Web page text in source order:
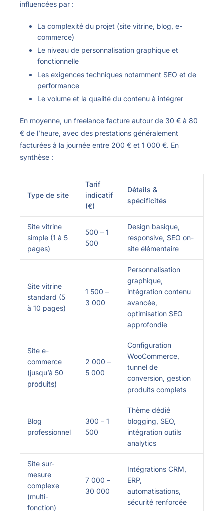
influencées par :
La complexité du projet (site vitrine, blog, e-
commerce)
Le niveau de personnalisation graphique et
fonctionnelle
Les exigences techniques notamment SEO et de
performance
Le volume et la qualité du contenu à intégrer
En moyenne, un freelance facture autour de 30 € à 80
€ de l’heure, avec des prestations généralement
facturées à la journée entre 200 € et 1 000 €. En
synthèse :
Type de site
Tarif
indicatif
(€)
Détails &
spécificités
Site vitrine
simple (1 à 5
pages)
500 – 1
500
Design basique,
responsive, SEO on-
site élémentaire
Site vitrine
standard (5
à 10 pages)
1 500 –
3 000
Personnalisation
graphique,
intégration contenu
avancée,
optimisation SEO
approfondie
Site e-
commerce
(jusqu’à 50
produits)
2 000 –
5 000
Configuration
WooCommerce,
tunnel de
conversion, gestion
produits complets
Blog
professionnel
300 – 1
500
Thème dédié
blogging, SEO,
intégration outils
analytics
Site sur-
mesure
complexe
(multi-
fonction)
7 000 –
30 000
Intégrations CRM,
ERP,
automatisations,
sécurité renforcée